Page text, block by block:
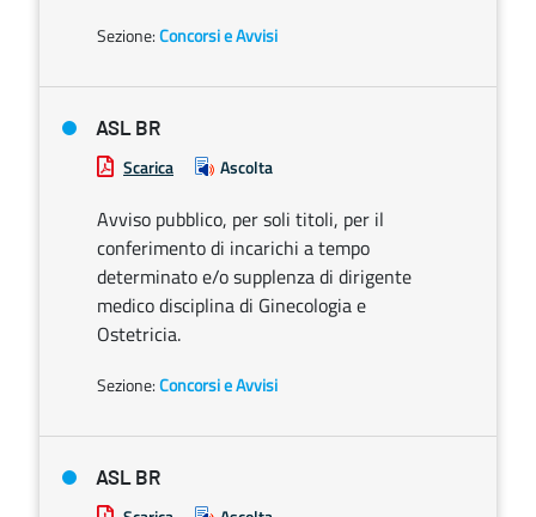
Sezione:Concorsi e Avvisi
ASL BR
Scarica Ascolta
Avviso pubblico, per soli titoli, per il
conferimento di incarichi a tempo
determinato e/o supplenza di dirigente
medico disciplina di Ginecologia e
Ostetricia.
Sezione:Concorsi e Avvisi
ASL BR